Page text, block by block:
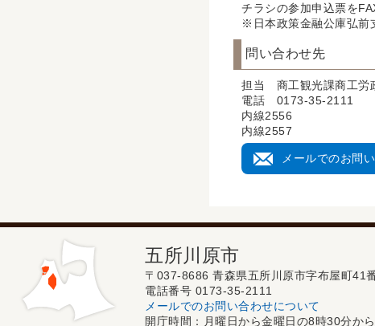
チラシの参加申込票を
※日本政策金融公庫弘前
問い合わせ先
担当 商工観光課商工労
電話 0173-35-2111
内線2556
内線2557
メールでのお問
五所川原市
〒037-8686 青森県五所川原市字布屋町41
電話番号 0173-35-2111
メールでのお問い合わせについて
開庁時間：月曜日から金曜日の8時30分か